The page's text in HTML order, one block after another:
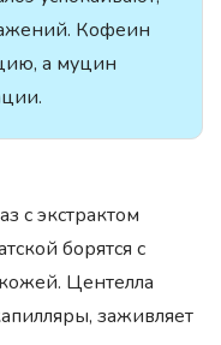
Кофеин
а муцин
с экстрактом
борятся с
Центелла
заживляет